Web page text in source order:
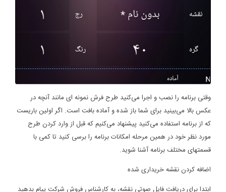
وقتی برنامه را نصب و اجرا می‌کنید طرح فرش نمونه ای مانند آنچه در
عکس بالا می‌بینید برای شما باز شده و آماده بافت است. اگر اولین باریست
که از برنامه استفاده می‌کنید پیشنهاد می‌کنیم که قبل از وارد کردن طرح
مورد نظر خود در همین مرحله امکانات برنامه را برسی کنید تا کمی با
قسمتهای مختلف برنامه آشنا شوید.
اضافه کردن نقشه خریداری شده
ابتدا برای دریافت فایل صوتی نقشه، به کارشناس فروش شرکت پیام بدهید